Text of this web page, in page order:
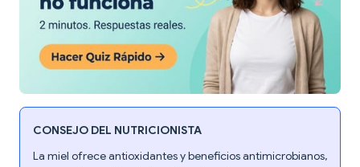
CONSEJO DEL NUTRICIONISTA
La miel ofrece antioxidantes y beneficios antimicrobianos,